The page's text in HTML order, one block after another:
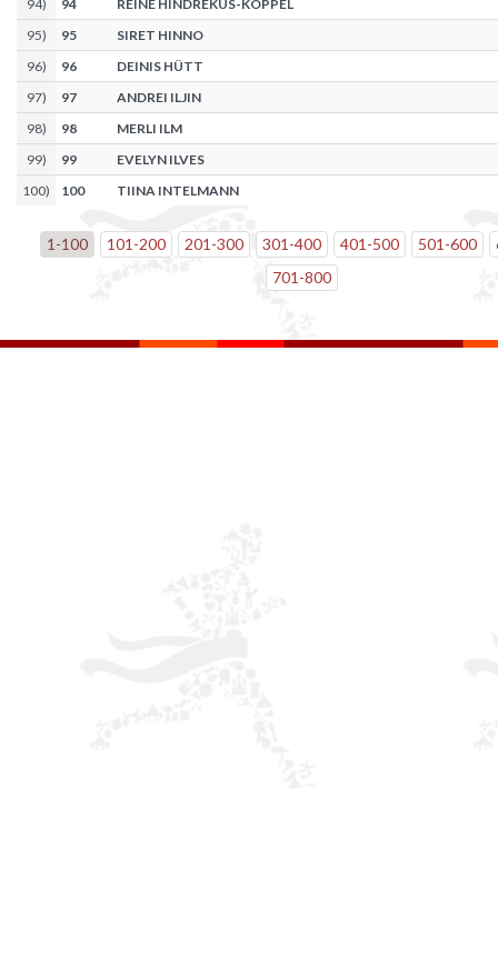
94) 94
REINE HINDREKUS-KOPPEL
95) 95
SIRET HINNO
96) 96
DEINIS HÜTT
97) 97
ANDREI ILJIN
98) 98
MERLI ILM
99) 99
EVELYN ILVES
100) 100 TIINA INTELMANN
1-100 101-200 201-300 301-400 401-500 501-600
701-800